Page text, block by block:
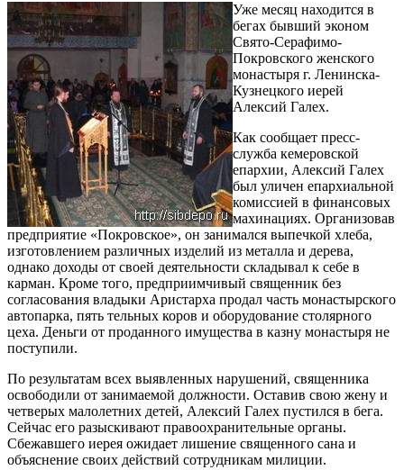
Уже месяц находится в
бегах бывший эконом
Свято-Серафимо-
Покровского женского
монастыря г. Ленинска-
Кузнецкого иерей
Алексий Галех.
Как сообщает пресс-
служба кемеровской
епархии, Алексий Галех
был уличен епархиальной
комиссией в финансовых
махинациях. Организовав
предприятие «Покровское», он занимался выпечкой хлеба,
изготовлением различных изделий из металла и дерева,
однако доходы от своей деятельности складывал к себе в
карман. Кроме того, предприимчивый священник без
согласования владыки Аристарха продал часть монастырского
автопарка, пять тельных коров и оборудование столярного
цеха. Деньги от проданного имущества в казну монастыря не
поступили.
По результатам всех выявленных нарушений, священника
освободили от занимаемой должности. Оставив свою жену и
четверых малолетних детей, Алексий Галех пустился в бега.
Сейчас его разыскивают правоохранительные органы.
Cбежавшего иерея ожидает лишение священного сана и
объяснение своих действий сотрудникам милиции.